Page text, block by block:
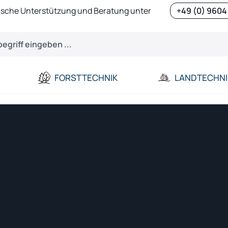
Unterstützung und Beratung unter +49 (0)
FORSTTECHNIK